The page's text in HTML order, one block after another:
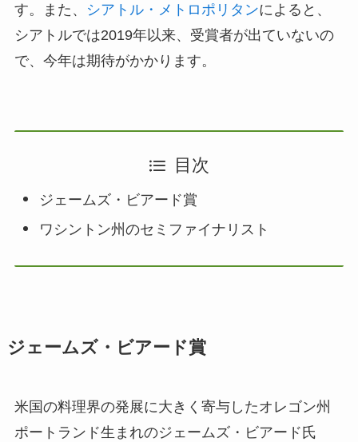
す。また、
シアトル・メトロポリタンによると、
シアトルでは2019年以来、受賞者が出ていないの
で、今年は期待がかかります。
目次
ジェームズ・ビアード賞
ワシントン州のセミファイナリスト
ジェームズ・ビアード賞
米国の料理界の発展に大きく寄与したオレゴン州
ポートランド生まれのジェームズ・ビアード氏